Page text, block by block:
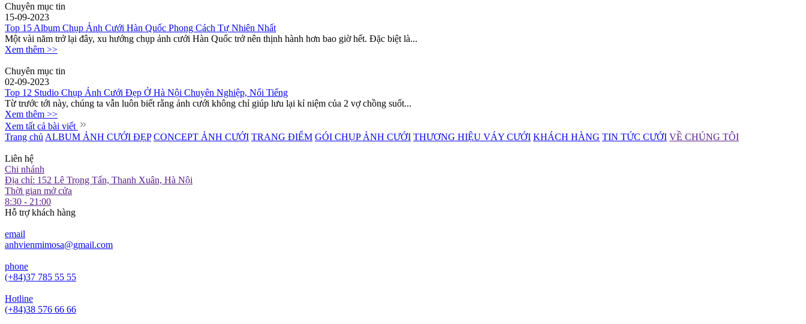
Chuyên mục tin
15-09-2023
Top 15 Album Chụp Ảnh Cưới Hàn Quốc Phong Cách Tự Nhiên Nhất
Một vài năm trở lại đây, xu hướng chụp ảnh cưới Hàn Quốc trở nên thịnh hành hơn bao giờ hết. Đặc biệt là...
Xem thêm >>
Chuyên mục tin
02-09-2023
Top 12 Studio Chụp Ảnh Cưới Đẹp Ở Hà Nội Chuyên Nghiệp, Nổi Tiếng
Từ trước tới này, chúng ta vẫn luôn biết rằng ảnh cưới không chỉ giúp lưu lại kỉ niệm của 2 vợ chồng suốt...
Xem thêm >>
Xem tất cả bài viết
Trang chủ ALBUM ẢNH CƯỚI ĐẸP CONCEPT ẢNH CƯỚI TRANG ĐIỂM GÓI CHỤP ẢNH CƯỚI THƯƠNG HIỆU VÁY CƯỚI KHÁCH HÀNG TIN TỨC CƯỚI VỀ CHÚNG TÔI
Liên hệ
Chi nhánh
Địa chỉ: 152 Lê Trọng Tấn, Thanh Xuân, Hà Nội
Thời gian mở cửa
8:30 - 21:00
Hỗ trợ khách hàng
email
anhvienmimosa@gmail.com
phone
(+84)37 785 55 55
Hotline
(+84)38 576 66 66